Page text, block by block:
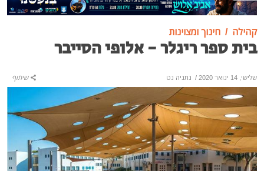
קהילה חינוך ומצוינות
בית ספר ריגלר - אלופי הסייבר
שלישי, 14 ינואר 2020 / נתניה נט שיתוף